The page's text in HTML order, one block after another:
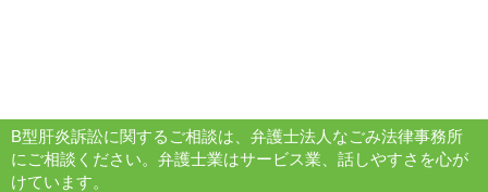
B型肝炎訴訟に関するご相談は、弁護士法人なごみ法律事務所
にご相談ください。弁護士業はサービス業、話しやすさを心が
けています。